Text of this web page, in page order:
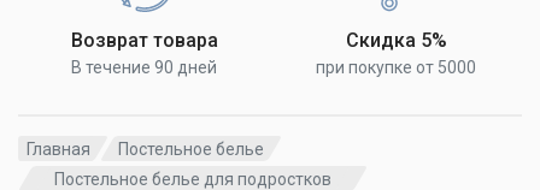
Возврат товара
В течение 90 дней
Скидка 5%
при покупке от 5000
Главная
Постельное белье
Постельное белье для подростков